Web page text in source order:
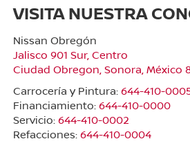
VISITA NUESTRA
Nissan Obregón
Jalisco 901 Sur, Centro
Ciudad Obregon Sonora , México
Carrocería y Pintura: 644-410-
Financiamiento: 644-410-0000
Servicio: 644-410-0002
Refacciones: 644-410-0004